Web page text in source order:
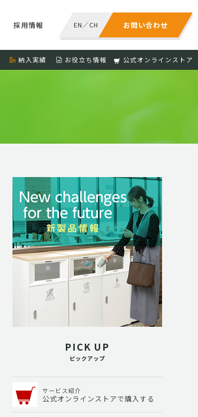
お問い合わせ
EN／CH
採用情報
納入実績 お役立ち情報 公式オンラインストア
PICK UP
ピックアップ
サービス紹介
公式オンラインストアで購入する